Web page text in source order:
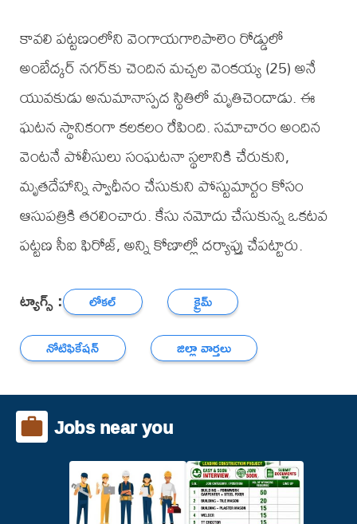
కావలి పట్టణంలోని వెంగాయగారిపాలెం రోడ్డులో
అంబేద్కర్ నగర్‌కు చెందిన మచ్చల వెంకయ్య (25) అనే
యువకుడు అనుమానాస్పద స్థితిలో మృతిచెందాడు. ఈ
ఘటన స్థానికంగా కలకలం రేపింది. సమాచారం అందిన
వెంటనే పోలీసులు సంఘటనా స్థలానికి చేరుకుని,
మృతదేహాన్ని స్వాధీనం చేసుకుని పోస్టుమార్టం కోసం
ఆసుపత్రికి తరలించారు. కేసు నమోదు చేసుకున్న ఒకటవ
పట్టణ సీఐ ఫిరోజ్, అన్ని కోణాల్లో దర్యాప్తు చేపట్టారు.
ట్యాగ్స్ : లోకల్
క్రైమ్
నోటిఫికేషన్
జిల్లా వార్తలు
Jobs near you